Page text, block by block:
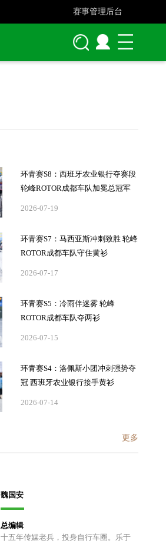
赛事管理后台
环青赛S8：西班牙农业银行夺赛段
轮峰ROTOR成都车队加冕总冠军
2026-07-19
环青赛S7：马西亚斯冲刺致胜 轮峰
ROTOR成都车队守住黄衫
2026-07-17
环青赛S5：冷雨伴迷雾 轮峰
ROTOR成都车队夺两衫
2026-07-15
环青赛S4：洛佩斯小团冲刺强势夺
冠 西班牙农业银行接手黄衫
2026-07-14
更多
魏国安
总编辑
十五年传媒老兵，投身自行车圈。乐于